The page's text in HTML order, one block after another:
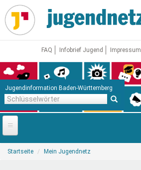
Direkt
zum
Inhalt
FAQ Infobrief Jugend Impressum
Jugendinformation Baden-Württemberg
Startseite
Sie
Startseite Mein Jugendnetz